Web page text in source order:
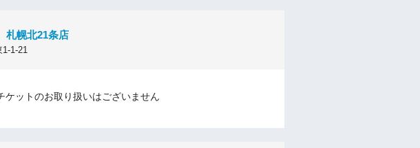
札幌北21条店
1-21
ケットのお取り扱いはございません